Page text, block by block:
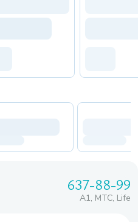
637-88-99
A1, МТС, Life